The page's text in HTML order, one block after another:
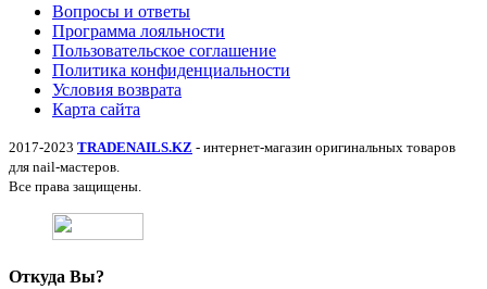
Вопросы и ответы
Программа лояльности
Пользовательское соглашение
Политика конфиденциальности
Условия возврата
Карта сайта
2017-2023 TRADENAILS.KZ - интернет-магазин оригинальных товаров
для nail-мастеров.
Все права защищены.
Откуда Вы?